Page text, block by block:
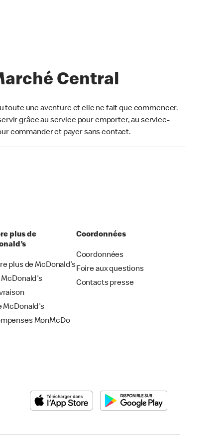
Central
toute une aventure et elle ne fait que commencer.
grâce au service pour emporter, au service-
commander et payer sans contact.
plus de
plus de McDonald’s
McDonald's
McDonald's
MonMcDo
Coordonnées
Coordonnées
Foire aux questions
Contacts presse